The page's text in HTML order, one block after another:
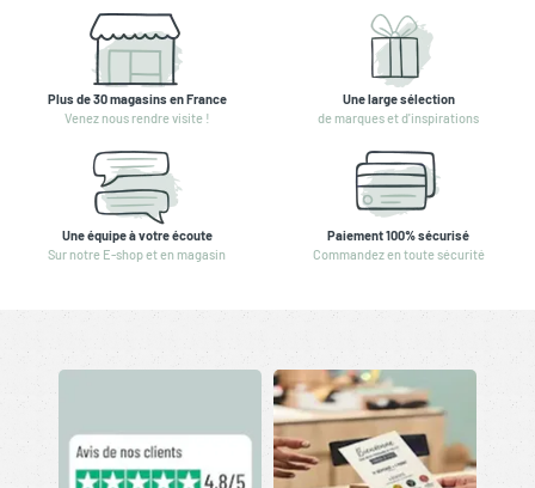
Plus de 30 magasins en France
Venez nous rendre visite !
Une large sélection
de marques et d'inspirations
Une équipe à votre écoute
Sur notre E-shop et en magasin
Paiement 100% sécurisé
Commandez en toute sécurité